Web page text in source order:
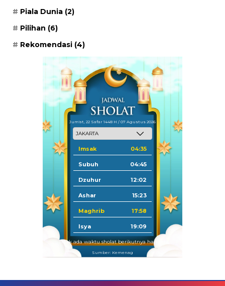
Piala Dunia (2)
Pilihan (6)
Rekomendasi (4)
Jum'at, 22 Safar 1448 H / 07 Agustus 2026
Imsak 04:35
Subuh 04:45
Dzuhur 12:02
Ashar 15:23
Maghrib 17:58
Isya 19:09
Tidak ada waktu sholat berikutnya hari ini.
Sumber: Kemenag